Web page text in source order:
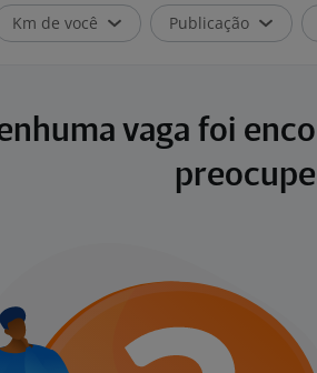
Km de você Publicação
vaga foi